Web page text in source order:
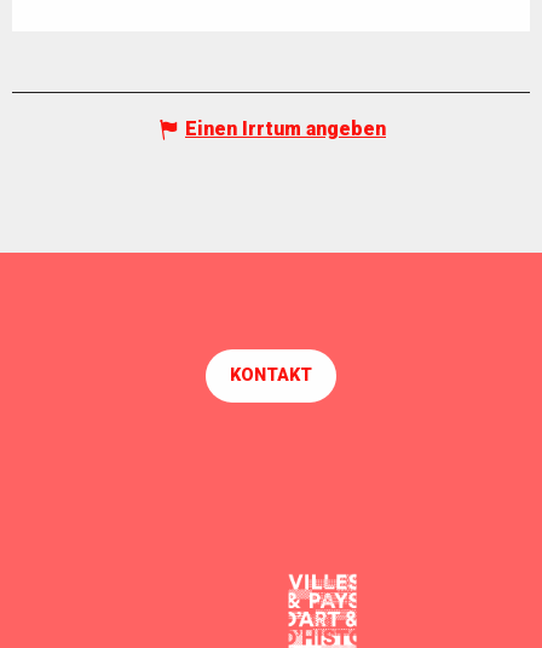
Einen Irrtum angeben
KONTAKT